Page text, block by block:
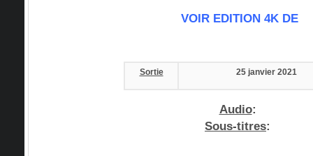
VOIR EDITION 4K DE
Sortie 25 janvier 2021
Audio:
Sous-titres: